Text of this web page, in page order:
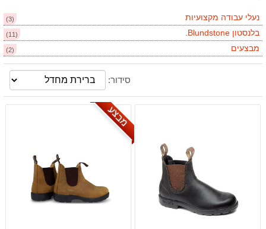
נעלי עבודה מקצועיות (3)
בלנסטון Blundstone. (11)
מבצעים (2)
סידור:
מבצע